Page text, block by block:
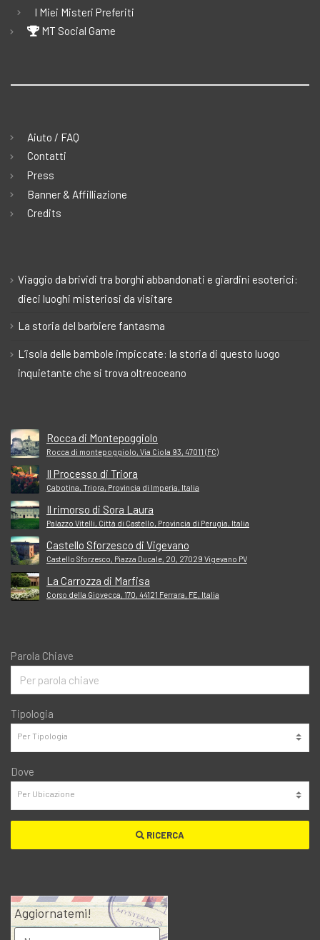
I Miei Misteri Preferiti
MT Social Game
Aiuto / FAQ
Contatti
Press
Banner & Affilliazione
Credits
Viaggio da brividi tra borghi abbandonati e giardini esoterici:
dieci luoghi misteriosi da visitare
La storia del barbiere fantasma
L’isola delle bambole impiccate: la storia di questo luogo
inquietante che si trova oltreoceano
Rocca di Montepoggiolo
Rocca di montepoggiolo, Via Ciola 93, 47011 (FC)
Il Processo di Triora
Cabotina, Triora, Provincia di Imperia, Italia
Il rimorso di Sora Laura
Palazzo Vitelli, Città di Castello, Provincia di Perugia, Italia
Castello Sforzesco di Vigevano
Castello Sforzesco, Piazza Ducale, 20, 27029 Vigevano PV
La Carrozza di Marfisa
Corso della Giovecca, 170, 44121 Ferrara, FE, Italia
Parola Chiave
Tipologia
Dove
RICERCA
Aggiornatemi!